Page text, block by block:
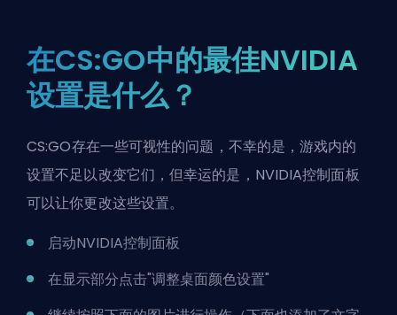
在CS:GO中的最佳NVIDIA
设置是什么？
CS:GO存在一些可视性的问题，不幸的是，游戏内的
设置不足以改变它们，但幸运的是，NVIDIA控制面板
可以让你更改这些设置。
启动NVIDIA控制面板
在显示部分点击"调整桌面颜色设置"